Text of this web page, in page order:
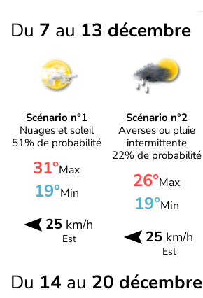
Du 7 au 13 décembre
Scénario n°1
Nuages et soleil
51% de probabilité
31°Max
19°Min
25km/h
Est
Scénario n°2
Averses ou pluie
intermittente
22% de probabilité
26°Max
19°Min
25km/h
Est
Du 14 au 20 décembre